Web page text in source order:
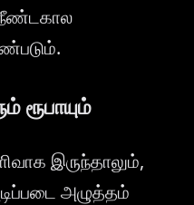
ரூபாயும்
இருந்தாலும்,
அழுத்தம்